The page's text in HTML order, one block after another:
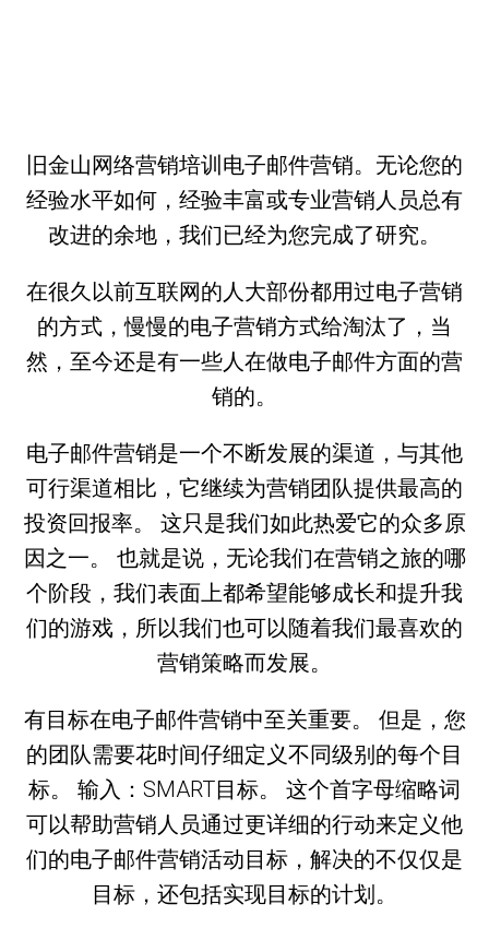
旧金山网络营销培训电子邮件营销。无论您的
经验水平如何，经验丰富或专业营销人员总有
改进的余地，我们已经为您完成了研究。
在很久以前互联网的人大部份都用过电子营销
的方式，慢慢的电子营销方式给淘汰了，当
然，至今还是有一些人在做电子邮件方面的营
销的。
电子邮件营销是一个不断发展的渠道，与其他
可行渠道相比，它继续为营销团队提供最高的
投资回报率。 这只是我们如此热爱它的众多原
因之一。 也就是说，无论我们在营销之旅的哪
个阶段，我们表面上都希望能够成长和提升我
们的游戏，所以我们也可以随着我们最喜欢的
营销策略而发展。
有目标在电子邮件营销中至关重要。 但是，您
的团队需要花时间仔细定义不同级别的每个目
标。 输入：SMART目标。 这个首字母缩略词
可以帮助营销人员通过更详细的行动来定义他
们的电子邮件营销活动目标，解决的不仅仅是
目标，还包括实现目标的计划。